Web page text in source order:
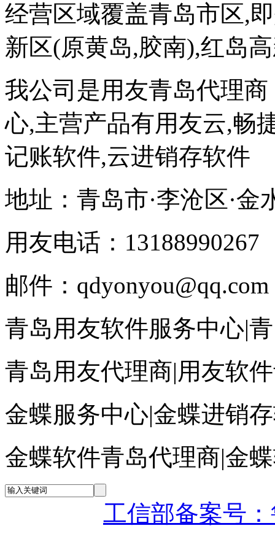
经营区域覆盖青岛市区,
新区(原黄岛,胶南),红岛
我公司是用友青岛代理
心,主营产品有用友云,畅
记账软件,云进销存软件
地址：青岛市·李沧区·
用友电话：13188990267
邮件：qdyonyou@qq.com
青岛用友软件服务中心|
青岛用友代理商|用友软
金蝶服务中心|金蝶进销
金蝶软件青岛代理商|金
工信部备案号：